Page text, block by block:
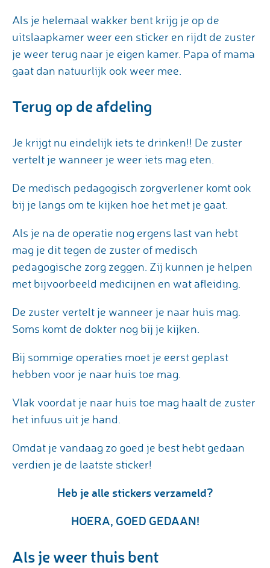
Als je helemaal wakker bent krijg je op de
uitslaapkamer weer een sticker en rijdt de zuster
je weer terug naar je eigen kamer. Papa of mama
gaat dan natuurlijk ook weer mee.
Terug op de afdeling
Je krijgt nu eindelijk iets te drinken!! De zuster
vertelt je wanneer je weer iets mag eten.
De medisch pedagogisch zorgverlener komt ook
bij je langs om te kijken hoe het met je gaat.
Als je na de operatie nog ergens last van hebt
mag je dit tegen de zuster of medisch
pedagogische zorg zeggen. Zij kunnen je helpen
met bijvoorbeeld medicijnen en wat afleiding.
De zuster vertelt je wanneer je naar huis mag.
Soms komt de dokter nog bij je kijken.
Bij sommige operaties moet je eerst geplast
hebben voor je naar huis toe mag.
Vlak voordat je naar huis toe mag haalt de zuster
het infuus uit je hand.
Omdat je vandaag zo goed je best hebt gedaan
verdien je de laatste sticker!
Heb je alle stickers verzameld?
HOERA, GOED GEDAAN!
Als je weer thuis bent